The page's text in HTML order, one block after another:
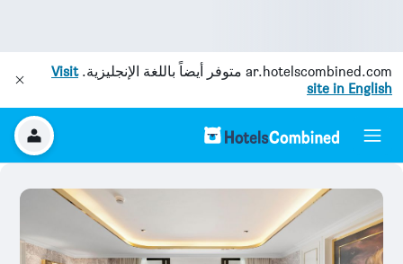
ar.hotelscombined.com متوفر أيضاً باللغة الإنجليزية.Visit
site in English